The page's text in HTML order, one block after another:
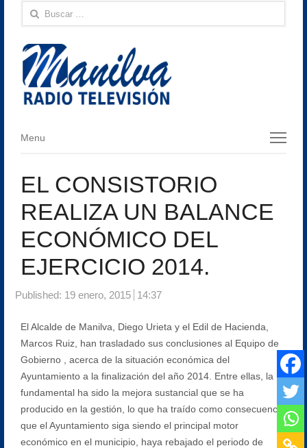
Buscar:
Menu
Menu
EL CONSISTORIO
REALIZA UN BALANCE
ECONÓMICO DEL
EJERCICIO 2014.
Published: 19 enero, 2015 14:37
El Alcalde de Manilva, Diego Urieta y el Edil de Hacienda,
Marcos Ruiz, han trasladado sus conclusiones al Equipo de
Gobierno , acerca de la situación económica del
Ayuntamiento a la finalización del año 2014. Entre ellas, la
fundamental ha sido la mejora sustancial que se ha
producido en la gestión, lo que ha traído como consecuencia
que el Ayuntamiento siga siendo el principal motor
económico en el municipio, haya rebajado el periodo de